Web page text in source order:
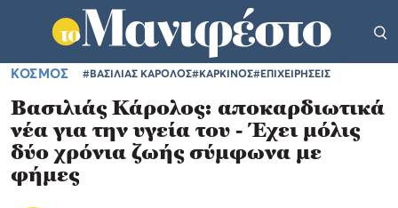
ΚΟΣΜΟΣ #ΒΑΣΙΛΙΑΣ ΚΑΡΟΛΟΣ#ΚΑΡΚΙΝΟΣ#ΕΠΙΧΕΙΡΗΣΕΙΣ
Βασιλιάς Κάρολος: αποκαρδιωτικά
νέα για την υγεία του - Έχει μόλις
δύο χρόνια ζωής σύμφωνα με
φήμες